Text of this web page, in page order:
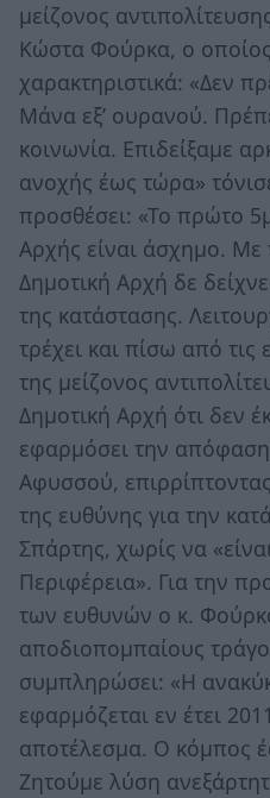
μείζονος
Κώστα Φούρκα, ο
χαρακτηριστικά: «Δεν
Μάνα εξ’ ουρανού.
κοινωνία. Επιδείξαμε
ανοχής έως τώρα»
προσθέσει: «Το πρώτο
Αρχής είναι άσχημο. Με
Δημοτική Αρχή δε
της κατάστασης.
τρέχει και πίσω από τις
της μείζονος
Δημοτική Αρχή ότι δεν
εφαρμόσει την
Αφυσσού,
της ευθύνης για την
Σπάρτης, χωρίς να
Περιφέρεια». Για την
των ευθυνών ο κ.
αποδιοπομπαίους
συμπληρώσει: «Η
εφαρμόζεται εν έτει
αποτέλεσμα. Ο κόμπος
Ζητούμε λύση